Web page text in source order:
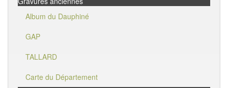
Album du Dauphiné
GAP
TALLARD
Carte du Département